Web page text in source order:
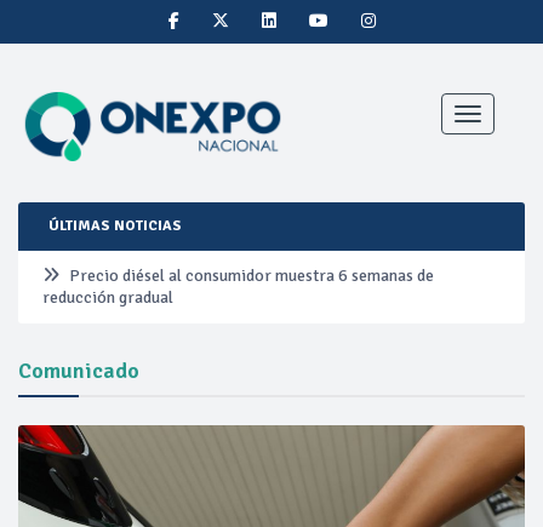
Toggle
ÚLTIMAS NOTICIAS
Precio diésel al consumidor muestra 6 semanas de
reducción gradual
Pemex ante la refinación clandestina
Petrobras duplica ganancias en segundo trimestre por
precios del petróleo y producción récord
Cautela en el mercado por conversaciones Irán-Omán
mantienen precios al alza
Comunicado